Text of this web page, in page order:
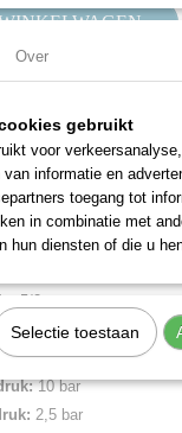
leverancier
8'' pneumatisch
5/2 monost
3/8" BSPP
6 bar:2150 Nl/min
10 bar
2,5 bar
Over
gebruikt
voor
informatie en
toegang tot
in combinatie met
hun diensten of die u
Selectie toestaan